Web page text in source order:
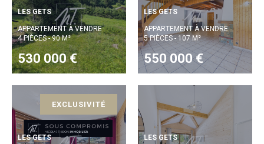
LES GETS
APPARTEMENT À VENDRE
4 PIÈCES - 90 M²
530 000 €
LES GETS
APPARTEMENT À VENDRE
5 PIÈCES - 107 M²
550 000 €
EXCLUSIVITÉ
LES GETS LES GETS